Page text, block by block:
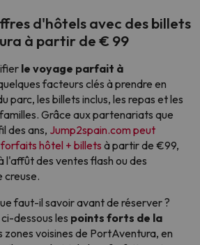
d'hôtels avec des billets
à partir de € 99
le voyage parfait à
facteurs clés à prendre en
parc, les billets inclus, les repas et les
Grâce aux partenariats que
des ans, Jump2spain.com peut
hôtel + billets à partir de €99,
l'affût des ventes flash ou des
creuse.
faut-il savoir avant de réserver ?
dessous les points forts de la
zones voisines de PortAventura, en